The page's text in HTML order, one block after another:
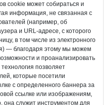
cookie может собираться и
информация, не связанная с
(например, об
и URL-адресе, с которого
в том числе из электронного
— благодаря этому мы можем
и проанализировать
позволяет
которые посетили
с определенного баннера за
ссылке или изображениям,
она служит инструментом для